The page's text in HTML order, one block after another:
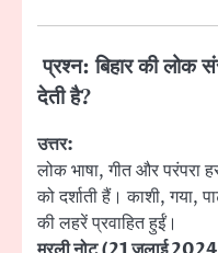
प्रश्न: बिहार की लोक
देती है?
उत्तर:
लोक भाषा, गीत और परंपरा
को दर्शाती हैं। काशी, गया,
की लहरें प्रवाहित हुईं।